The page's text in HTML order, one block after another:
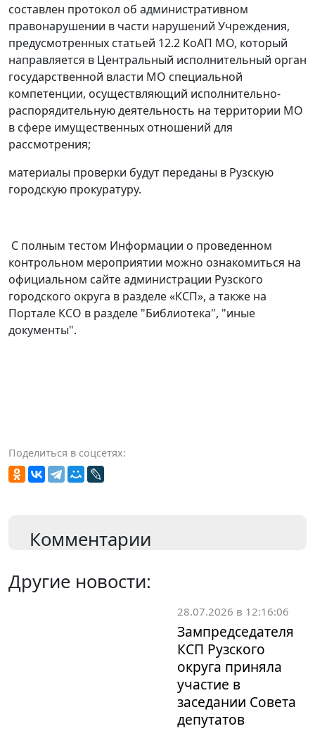
составлен протокол об административном
правонарушении в части нарушений Учреждения,
предусмотренных статьей 12.2 КоАП МО, который
направляется в Центральный исполнительный орган
государственной власти МО специальной
компетенции, осуществляющий исполнительно-
распорядительную деятельность на территории МО
в сфере имущественных отношений для
рассмотрения;
материалы проверки будут переданы в Рузскую
городскую прокуратуру.
С полным тестом Информации о проведенном
контрольном мероприятии можно ознакомиться на
официальном сайте администрации Рузского
городского округа в разделе «КСП», а также на
Портале КСО в разделе "Библиотека", "иные
документы".
Поделиться в соцсетях:
Комментарии
Другие новости:
28.07.2026 в 12:16:06
Зампредседателя
КСП Рузского
округа приняла
участие в
заседании Совета
депутатов